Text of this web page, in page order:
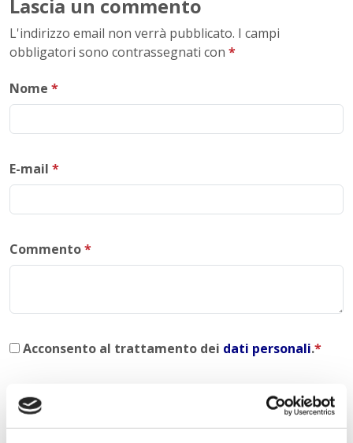
Lascia un commento
L'indirizzo email non verrà pubblicato. I campi
obbligatori sono contrassegnati con *
Nome *
E-mail *
Commento*
Acconsento al trattamento dei dati personali.*